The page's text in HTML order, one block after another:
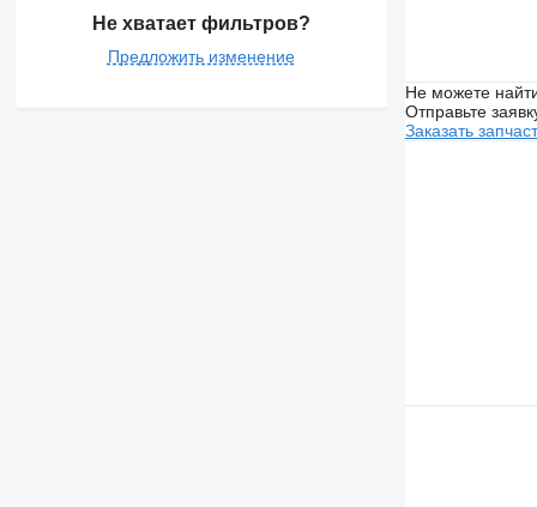
Не хватает фильтров?
Предложить изменение
Не можете
Отправьте
Заказать